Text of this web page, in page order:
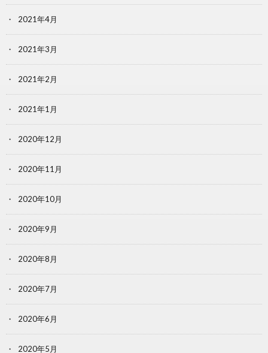
2021年4月
2021年3月
2021年2月
2021年1月
2020年12月
2020年11月
2020年10月
2020年9月
2020年8月
2020年7月
2020年6月
2020年5月